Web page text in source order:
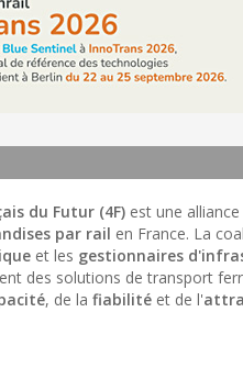
du Futur (4F) est une
par rail en France. La
et les gestionnaires
des solutions de transport
, de la fiabilité et de l'